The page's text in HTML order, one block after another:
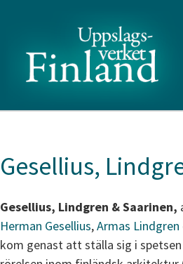
Gesellius,
Gesellius, Lindgren & Saarinen,
Herman Gesellius,Armas Lindgren
kom genast att ställa sig i